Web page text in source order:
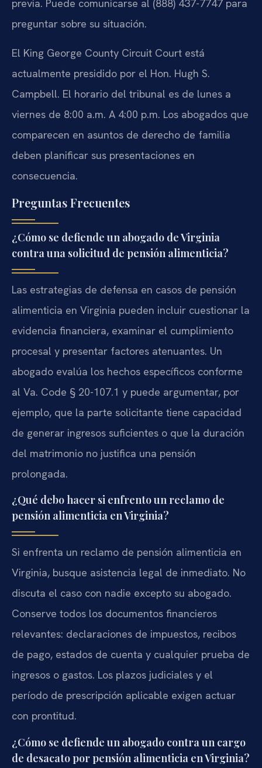
previa. Puede comunicarse al (888) 437-7747 para
preguntar sobre su situación.
El King George County Circuit Court está
actualmente presidido por el Hon. Hugh S.
Campbell. El horario del tribunal es de lunes a
viernes de 8:00 a.m. A 4:00 p.m. Los abogados que
comparecen en asuntos de derecho de familia
deben planificar sus presentaciones en
consecuencia.
Preguntas Frecuentes
¿Cómo se defiende un abogado de Virginia
contra una solicitud de pensión alimenticia?
Las estrategias de defensa en casos de pensión
alimenticia en Virginia pueden incluir cuestionar la
evidencia financiera, examinar el cumplimiento
procesal y presentar factores atenuantes. Un
abogado evalúa los hechos específicos conforme
al Va. Code § 20-107.1 y puede argumentar, por
ejemplo, que la parte solicitante tiene capacidad
de generar ingresos suficientes o que la duración
del matrimonio no justifica una pensión
prolongada.
¿Qué debo hacer si enfrento un reclamo de
pensión alimenticia en Virginia?
Si enfrenta un reclamo de pensión alimenticia en
Virginia, busque asistencia legal de inmediato. No
discuta el caso con nadie excepto su abogado.
Conserve todos los documentos financieros
relevantes: declaraciones de impuestos, recibos
de pago, estados de cuenta y cualquier prueba de
ingresos o gastos. Los plazos judiciales y el
período de prescripción aplicable exigen actuar
con prontitud.
¿Cómo se defiende un abogado contra un cargo
de desacato por pensión alimenticia en Virginia?